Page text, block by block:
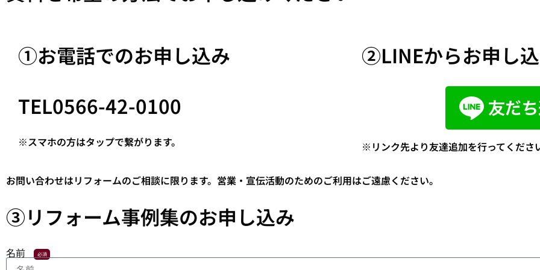
①お電話でのお申し込み
TEL0566-42-0100
※スマホの方はタップで繋がります。
②LINEからお申し
※リンク先より友達追加を行ってくださ
お問い合わせはリフォームのご相談に限ります。営業・宣伝活動のためのご利用はご遠慮ください。
③リフォーム事例集のお申し込み
名前